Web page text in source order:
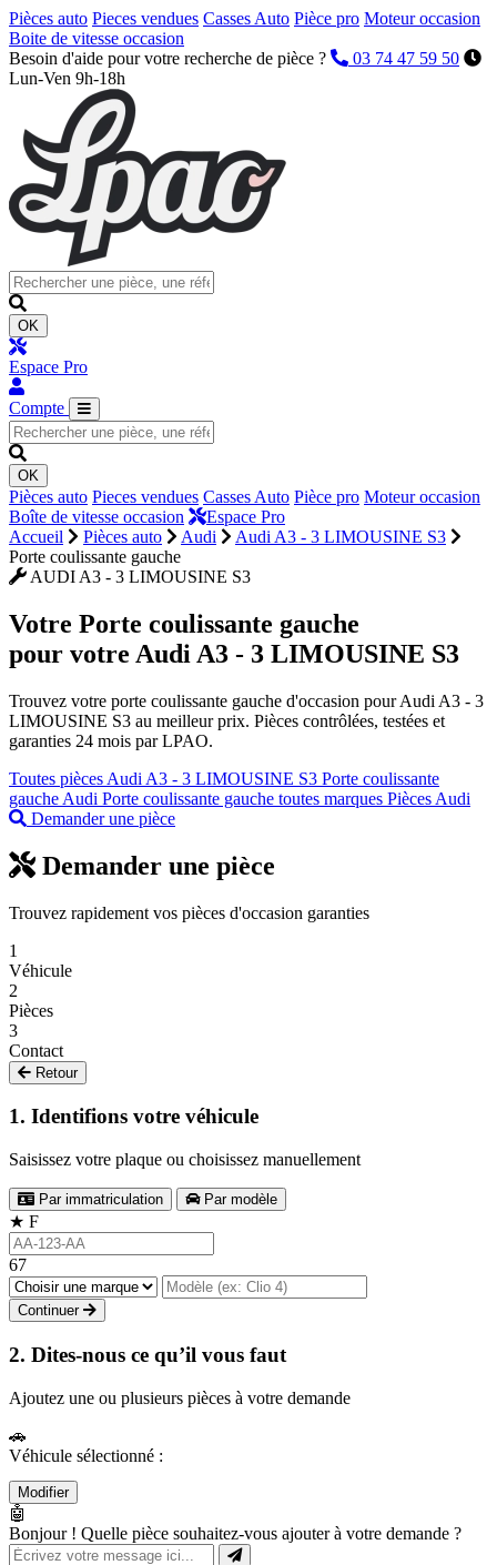
Pièces auto Pieces vendues Casses Auto Pièce pro Moteur occasion
Boite de vitesse occasion
Besoin d'aide pour votre recherche de pièce ?
03 74 47 59 50
Lun-Ven 9h-18h
OK
Espace Pro
Compte
OK
Pièces auto Pieces vendues Casses Auto Pièce pro Moteur occasion
Boîte de vitesse occasion
Espace Pro
Accueil
Pièces auto Audi
Audi A3 - 3 LIMOUSINE S3
Porte coulissante gauche
AUDI A3 - 3 LIMOUSINE S3
Votre Porte coulissante gauche
pour votre Audi A3 - 3 LIMOUSINE S3
Trouvez votre porte coulissante gauche d'occasion pour Audi A3 - 3
LIMOUSINE S3 au meilleur prix. Pièces contrôlées, testées et
garanties 24 mois par LPAO.
Toutes pièces Audi A3 - 3 LIMOUSINE S3 Porte coulissante
gauche Audi Porte coulissante gauche toutes marques Pièces Audi
Demander une pièce
Demander une pièce
Trouvez rapidement vos pièces d'occasion garanties
1
Véhicule
2
Pièces
3
Contact
Retour
1. Identifions votre véhicule
Saisissez votre plaque ou choisissez manuellement
Par immatriculation Par modèle
★ F
67
Continuer
2. Dites-nous ce qu’il vous faut
Ajoutez une ou plusieurs pièces à votre demande
🚗
Véhicule sélectionné :
Modifier
🤖
Bonjour ! Quelle pièce souhaitez-vous ajouter à votre demande ?